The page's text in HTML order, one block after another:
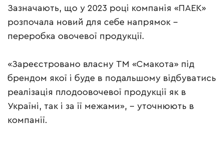
Зазначають, що у 2023 році компанія «ПАЕК»
розпочала новий для себе напрямок –
переробка овочевої продукції.
«Зареєстровано власну ТМ «Смакота» під
брендом якої і буде в подальшому відбуватись
реалізація плодоовочевої продукції як в
Україні, так і за її межами», – уточнюють в
компанії.